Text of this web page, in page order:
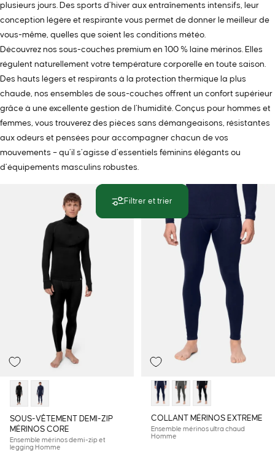
plusieurs jours. Des sports d’hiver aux entraînements intensifs, leur
conception légère et respirante vous permet de donner le meilleur de
vous-même, quelles que soient les conditions météo.
Découvrez nos sous-couches premium en 100 % laine mérinos. Elles
régulent naturellement votre température corporelle en toute saison.
Des hauts légers et respirants à la protection thermique la plus
chaude, nos ensembles de sous-couches offrent un confort supérieur
grâce à une excellente gestion de l’humidité. Conçus pour hommes et
femmes, vous trouverez des pièces sans démangeaisons, résistantes
aux odeurs et pensées pour accompagner chacun de vos
mouvements – qu’il s’agisse d’essentiels féminins élégants ou
d’équipements masculins robustes.
Filtrer et trier
SOUS-VÊTEMENT DEMI-ZIP
MÉRINOS CORE
Ensemble mérinos demi-zip et
legging Homme
COLLANT MÉRINOS EXTREME
Ensemble mérinos ultra chaud
Homme